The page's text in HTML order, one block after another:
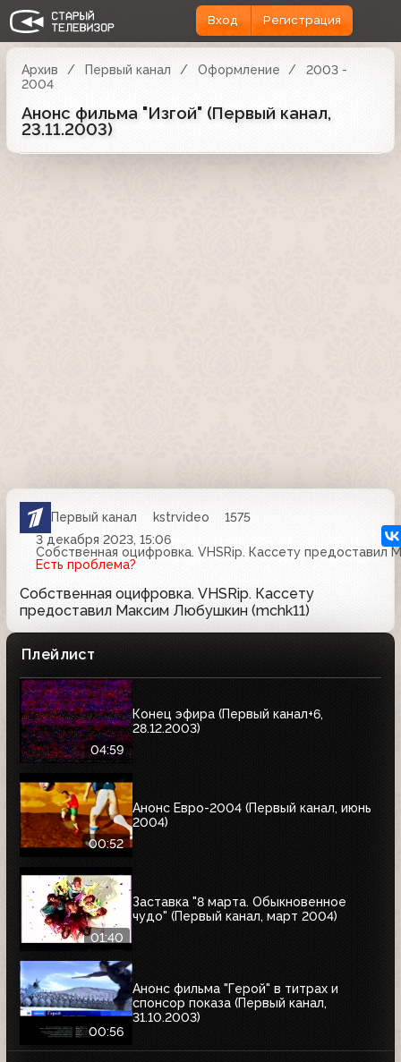
Вход Регистрация
Архив Первый канал Оформление
2003 -
2004
Анонс фильма "Изгой" (Первый канал,
23.11.2003)
Первый канал kstrvideo
1575
3 декабря 2023, 15:06
Собственная оцифровка. VHSRip. Кассету предоставил
Есть проблема?
Собственная оцифровка. VHSRip. Кассету
предоставил Максим Любушкин (mchk11)
Плейлист
04:59
Конец эфира (Первый канал+6,
28.12.2003)
00:52
Анонс Евро-2004 (Первый канал, июнь
2004)
01:40
Заставка "8 марта. Обыкновенное
чудо" (Первый канал, март 2004)
00:56
Анонс фильма "Герой" в титрах и
спонсор показа (Первый канал,
31.10.2003)